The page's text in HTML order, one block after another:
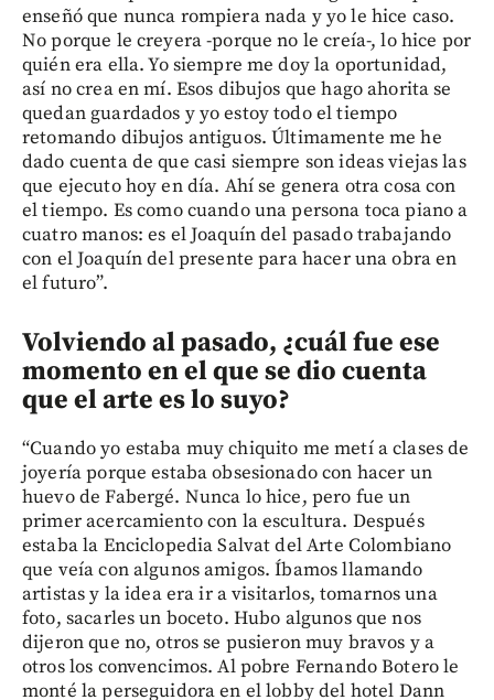
enseñó que nunca rompiera nada y yo le hice caso.
No porque le creyera -porque no le creía-, lo hice por
quién era ella. Yo siempre me doy la oportunidad,
así no crea en mí. Esos dibujos que hago ahorita se
quedan guardados y yo estoy todo el tiempo
retomando dibujos antiguos. Últimamente me he
dado cuenta de que casi siempre son ideas viejas las
que ejecuto hoy en día. Ahí se genera otra cosa con
el tiempo. Es como cuando una persona toca piano a
cuatro manos: es el Joaquín del pasado trabajando
con el Joaquín del presente para hacer una obra en
el futuro”.
Volviendo al pasado, ¿cuál fue ese
momento en el que se dio cuenta
que el arte es lo suyo?
“Cuando yo estaba muy chiquito me metí a clases de
joyería porque estaba obsesionado con hacer un
huevo de Fabergé. Nunca lo hice, pero fue un
primer acercamiento con la escultura. Después
estaba la Enciclopedia Salvat del Arte Colombiano
que veía con algunos amigos. Íbamos llamando
artistas y la idea era ir a visitarlos, tomarnos una
foto, sacarles un boceto. Hubo algunos que nos
dijeron que no, otros se pusieron muy bravos y a
otros los convencimos. Al pobre Fernando Botero le
monté la perseguidora en el lobby del hotel Dann